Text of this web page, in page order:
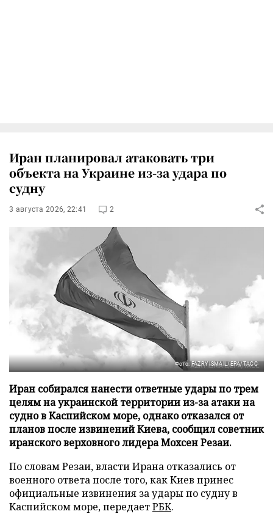
Иран планировал атаковать три
объекта на Украине из-за удара по
судну
3 августа 2026, 22:41 2
Фото: FAZRY ISMAIL/EPA/ТАСС
Иран собирался нанести ответные удары по трем
целям на украинской территории из-за атаки на
судно в Каспийском море, однако отказался от
планов после извинений Киева, сообщил советник
иранского верховного лидера Мохсен Резаи.
По словам Резаи, власти Ирана отказались от
военного ответа после того, как Киев принес
официальные извинения за удары по судну в
Каспийском море, передаетРБК.